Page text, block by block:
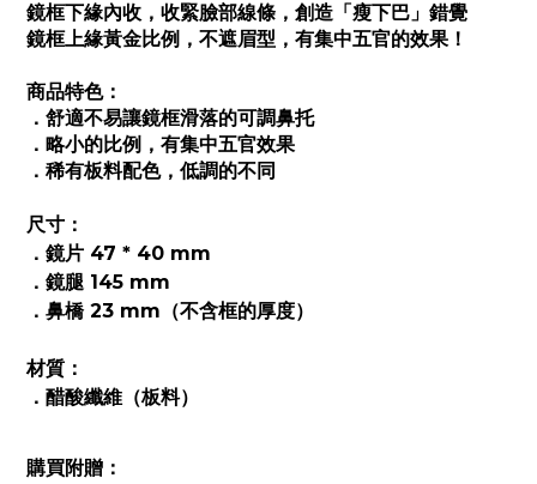
鏡框下緣內收，收緊臉部線條，創造「瘦下巴」錯覺
鏡框上緣黃金比例，不遮眉型，有集中五官的效果！
商品特色：
． 舒適不易讓鏡框滑落的可調鼻托
． 略小的比例，有集中五官效果
． 稀有板料配色，低調的不同
尺寸：
． 鏡片 47 * 40 mm
． 鏡腿 145 mm
． 鼻橋 23 mm（不含框的厚度）
材質：
． 醋酸纖維（板料）
購買附贈：